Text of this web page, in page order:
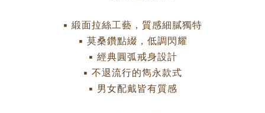
▪ 緞面拉絲工藝，質感細膩獨特
▪ 莫桑鑽點綴，低調閃耀
▪ 經典圓弧戒身設計
▪ 不退流行的雋永款式
▪ 男女配戴皆有質感